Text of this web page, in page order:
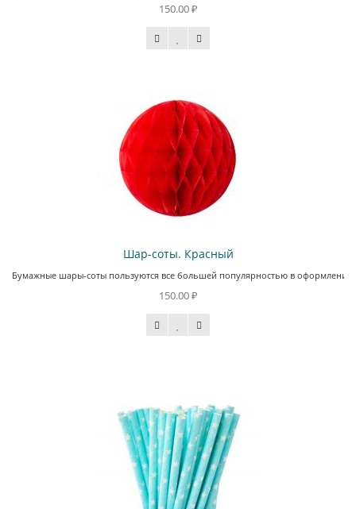
150.00 ₽
Шар-соты. Красный
Бумажные шары-соты пользуются все большей популярностью в оформлении
150.00 ₽